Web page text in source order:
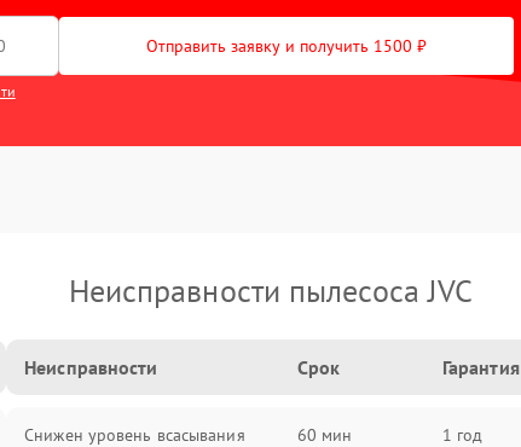
Отправить заявку и получить 1500 ₽
Неисправности пылесоса JVC
Неисправности Срок Гарантия
Снижен уровень всасывания 60 мин 1 год